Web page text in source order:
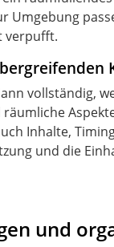
Umgebung
verpufft.
vollständig,
Inhalte,
und die
und